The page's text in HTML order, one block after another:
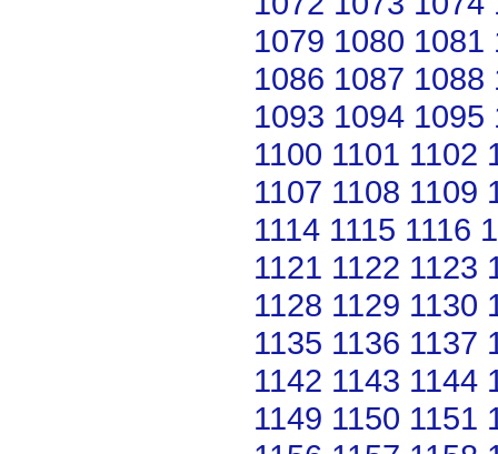
1079 1080 1081
1086 1087 1088
1093 1094 1095
1100 1101 1102
1107 1108 1109
1114 1115 1116
1121 1122 1123
1128 1129 1130
1135 1136 1137
1142 1143 1144
1149 1150 1151